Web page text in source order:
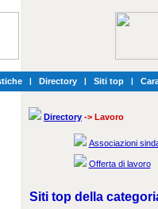
| Directory | Siti top |
Directory -> Lavoro
Associazioni
Offerta di lavoro
Siti top della